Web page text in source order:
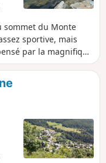
sommet du Monte
sportive, mais
par la magnifique
et le massif du